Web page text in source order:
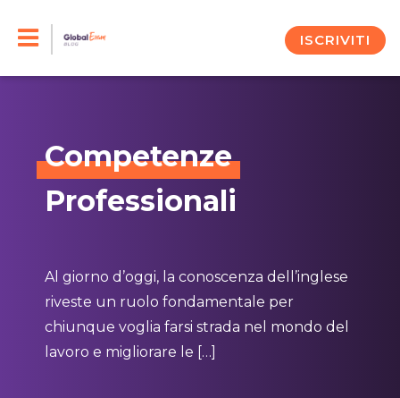
ISCRIVITI
Competenze
Professionali
Al giorno d’oggi, la conoscenza dell’inglese
riveste un ruolo fondamentale per
chiunque voglia farsi strada nel mondo del
lavoro e migliorare le […]